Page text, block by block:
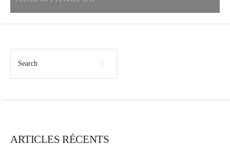
ARTICLES RÉCENTS